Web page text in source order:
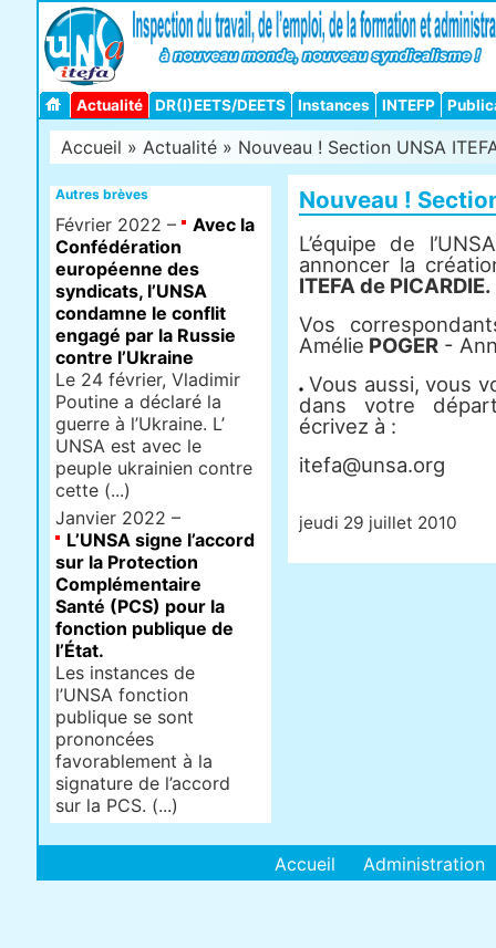
Actualité DR(I)EETS/DEETS Instances INTEFP
Accueil » Actualité » Nouveau ! Section UNSA
Nouveau !
L’équipe de
annoncer la
ITEFA de PICARDIE.
Vos
Amélie POGER -
Vous aussi, vous
dans votre
écrivez à :
itefa@unsa.org
jeudi 29 juillet 2010
Autres brèves
Février 2022 –
Avec la
Confédération
européenne des
syndicats, l’UNSA
condamne le conflit
engagé par la Russie
contre l’Ukraine
Le 24 février, Vladimir
Poutine a déclaré la
guerre à l’Ukraine. L’
UNSA est avec le
peuple ukrainien contre
cette (...)
Janvier 2022 –
L’UNSA signe l’accord
sur la Protection
Complémentaire
Santé (PCS) pour la
fonction publique de
l’État.
Les instances de
l’UNSA fonction
publique se sont
prononcées
favorablement à la
signature de l’accord
sur la PCS. (...)
Accueil Administration